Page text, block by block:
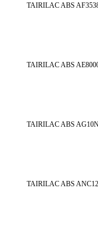
TAIRILAC ABS
TAIRILAC ABS
TAIRILAC ABS
TAIRILAC ABS